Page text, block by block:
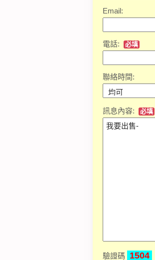
Email:
電話: 必填
聯絡時間:
訊息內容: 必填
驗證碼 1504